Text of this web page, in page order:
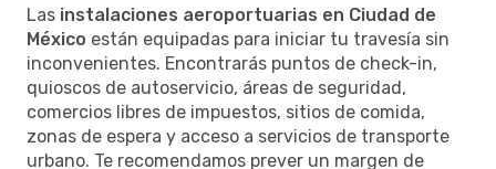
Las instalaciones aeroportuarias en Ciudad de
México están equipadas para iniciar tu travesía sin
inconvenientes. Encontrarás puntos de check-in,
quioscos de autoservicio, áreas de seguridad,
comercios libres de impuestos, sitios de comida,
zonas de espera y acceso a servicios de transporte
urbano. Te recomendamos prever un margen de